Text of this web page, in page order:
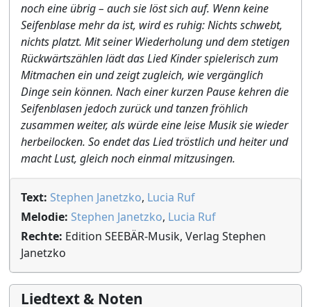
noch eine übrig – auch sie löst sich auf. Wenn keine
Seifenblase mehr da ist, wird es ruhig: Nichts schwebt,
nichts platzt. Mit seiner Wiederholung und dem stetigen
Rückwärtszählen lädt das Lied Kinder spielerisch zum
Mitmachen ein und zeigt zugleich, wie vergänglich
Dinge sein können. Nach einer kurzen Pause kehren die
Seifenblasen jedoch zurück und tanzen fröhlich
zusammen weiter, als würde eine leise Musik sie wieder
herbeilocken. So endet das Lied tröstlich und heiter und
macht Lust, gleich noch einmal mitzusingen.
Text: Stephen Janetzko, Lucia Ruf
Melodie: Stephen Janetzko, Lucia Ruf
Rechte: Edition SEEBÄR-Musik, Verlag Stephen
Janetzko
Liedtext & Noten